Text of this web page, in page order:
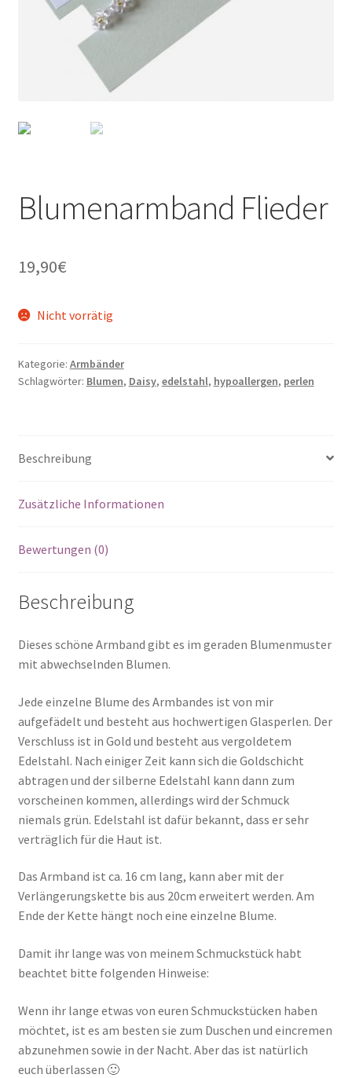
Blumenarmband Flieder
19,90€
Nicht vorrätig
Kategorie: Armbänder
Schlagwörter: Blumen, Daisy, edelstahl, hypoallergen, perlen
Beschreibung
Zusätzliche Informationen
Bewertungen (0)
Beschreibung
Dieses schöne Armband gibt es im geraden Blumenmuster
mit abwechselnden Blumen.
Jede einzelne Blume des Armbandes ist von mir
aufgefädelt und besteht aus hochwertigen Glasperlen. Der
Verschluss ist in Gold und besteht aus vergoldetem
Edelstahl. Nach einiger Zeit kann sich die Goldschicht
abtragen und der silberne Edelstahl kann dann zum
vorscheinen kommen, allerdings wird der Schmuck
niemals grün. Edelstahl ist dafür bekannt, dass er sehr
verträglich für die Haut ist.
Das Armband ist ca. 16 cm lang, kann aber mit der
Verlängerungskette bis aus 20cm erweitert werden. Am
Ende der Kette hängt noch eine einzelne Blume.
Damit ihr lange was von meinem Schmuckstück habt
beachtet bitte folgenden Hinweise:
Wenn ihr lange etwas von euren Schmuckstücken haben
möchtet, ist es am besten sie zum Duschen und eincremen
abzunehmen sowie in der Nacht. Aber das ist natürlich
euch überlassen 🙂